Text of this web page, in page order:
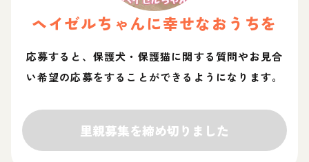
ヘイゼルちゃんに幸せなおうちを
応募すると、保護犬・保護猫に関する質問やお見合
い希望の応募をすることができるようになります。
里親募集を締め切りました